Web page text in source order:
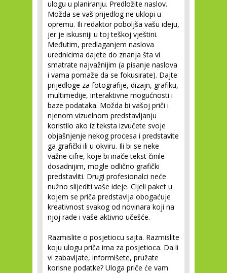
ulogu u planiranju. Predložite naslov.
Možda se vaš prijedlog ne uklopi u
opremu. Ili redaktor poboljša vašu ideju,
jer je iskusniji u toj teškoj vještini.
Međutim, predlaganjem naslova
urednicima dajete do znanja šta vi
smatrate najvažnijim (a pisanje naslova
i vama pomaže da se fokusirate). Dajte
prijedloge za fotografije, dizajn, grafiku,
multimedije, interaktivne mogućnosti i
baze podataka. Možda bi vašoj priči i
njenom vizuelnom predstavljanju
koristilo ako iz teksta izvučete svoje
objašnjenje nekog procesa i predstavite
ga grafički ili u okviru. Ili bi se neke
važne cifre, koje bi inače tekst činile
dosadnijim, mogle odlično grafički
predstavliti. Drugi profesionalci neće
nužno slijediti vaše ideje. Cijeli paket u
kojem se priča predstavlja obogaćuje
kreativnost svakog od novinara koji na
njoj rade i vaše aktivno učešće.
Razmislite o posjetiocu sajta. Razmislite
koju ulogu priča ima za posjetioca. Da li
vi zabavljate, informišete, pružate
korisne podatke? Uloga priče će vam